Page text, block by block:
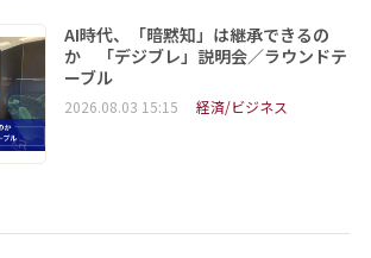
AI時代、「暗黙知」は継承できるの
か 「デジブレ」説明会／ラウンドテ
ーブル
2026.08.03 15:15 経済/ビジネス